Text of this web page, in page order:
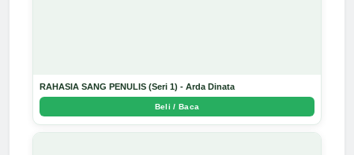
RAHASIA SANG PENULIS (Seri 1) - Arda Dinata
Beli / Baca